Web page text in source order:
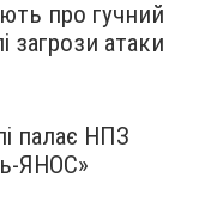
про гучний
загрози атаки
палає НПЗ
ЯНОС»